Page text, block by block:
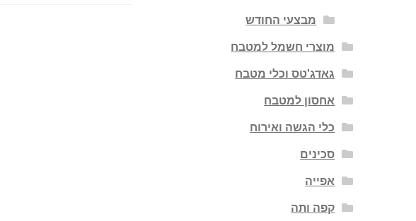
מבצעי החודש
מוצרי חשמל למטבח
גאדג'טס וכלי מטבח
אחסון למטבח
כלי הגשה ואירוח
סכינים
אפייה
קפה ותה